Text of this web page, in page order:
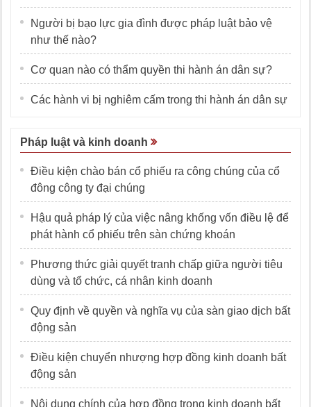
Người bị bạo lực gia đình được pháp luật bảo vệ
như thế nào?
Cơ quan nào có thẩm quyền thi hành án dân sự?
Các hành vi bị nghiêm cấm trong thi hành án dân sự
Pháp luật và kinh doanh
Điều kiện chào bán cổ phiếu ra công chúng của cổ
đông công ty đại chúng
Hậu quả pháp lý của việc nâng khống vốn điều lệ để
phát hành cổ phiếu trên sàn chứng khoán
Phương thức giải quyết tranh chấp giữa người tiêu
dùng và tổ chức, cá nhân kinh doanh
Quy định về quyền và nghĩa vụ của sàn giao dịch bất
động sản
Điều kiện chuyển nhượng hợp đồng kinh doanh bất
động sản
Nội dung chính của hợp đồng trong kinh doanh bất